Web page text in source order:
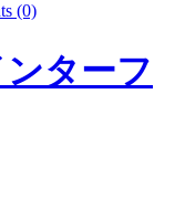
(0)
ターフ